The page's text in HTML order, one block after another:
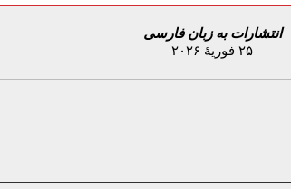
انتشارات به زبان فارسی
۲۵ فوریهٔ ۲۰۲۶